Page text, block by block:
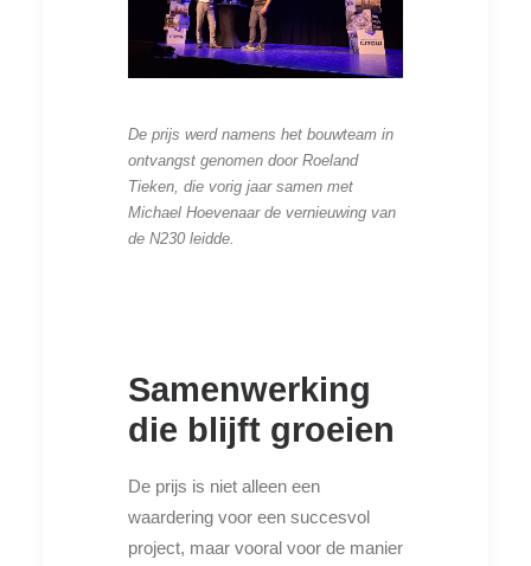
De prijs werd namens het bouwteam in
ontvangst genomen door Roeland
Tieken, die vorig jaar samen met
Michael Hoevenaar de vernieuwing van
de N230 leidde.
Samenwerking
die blijft groeien
De prijs is niet alleen een
waardering voor een succesvol
project, maar vooral voor de manier